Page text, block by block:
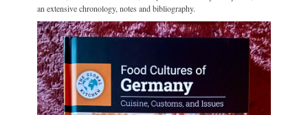
an extensive chronology, notes and bibliography.